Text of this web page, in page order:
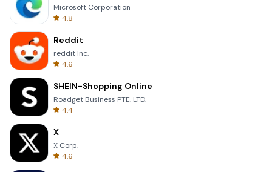
Microsoft Corporation
4.8
Reddit
reddit Inc.
4.6
SHEIN-Shopping Online
Roadget Business PTE. LTD.
4.4
X
X Corp.
4.6